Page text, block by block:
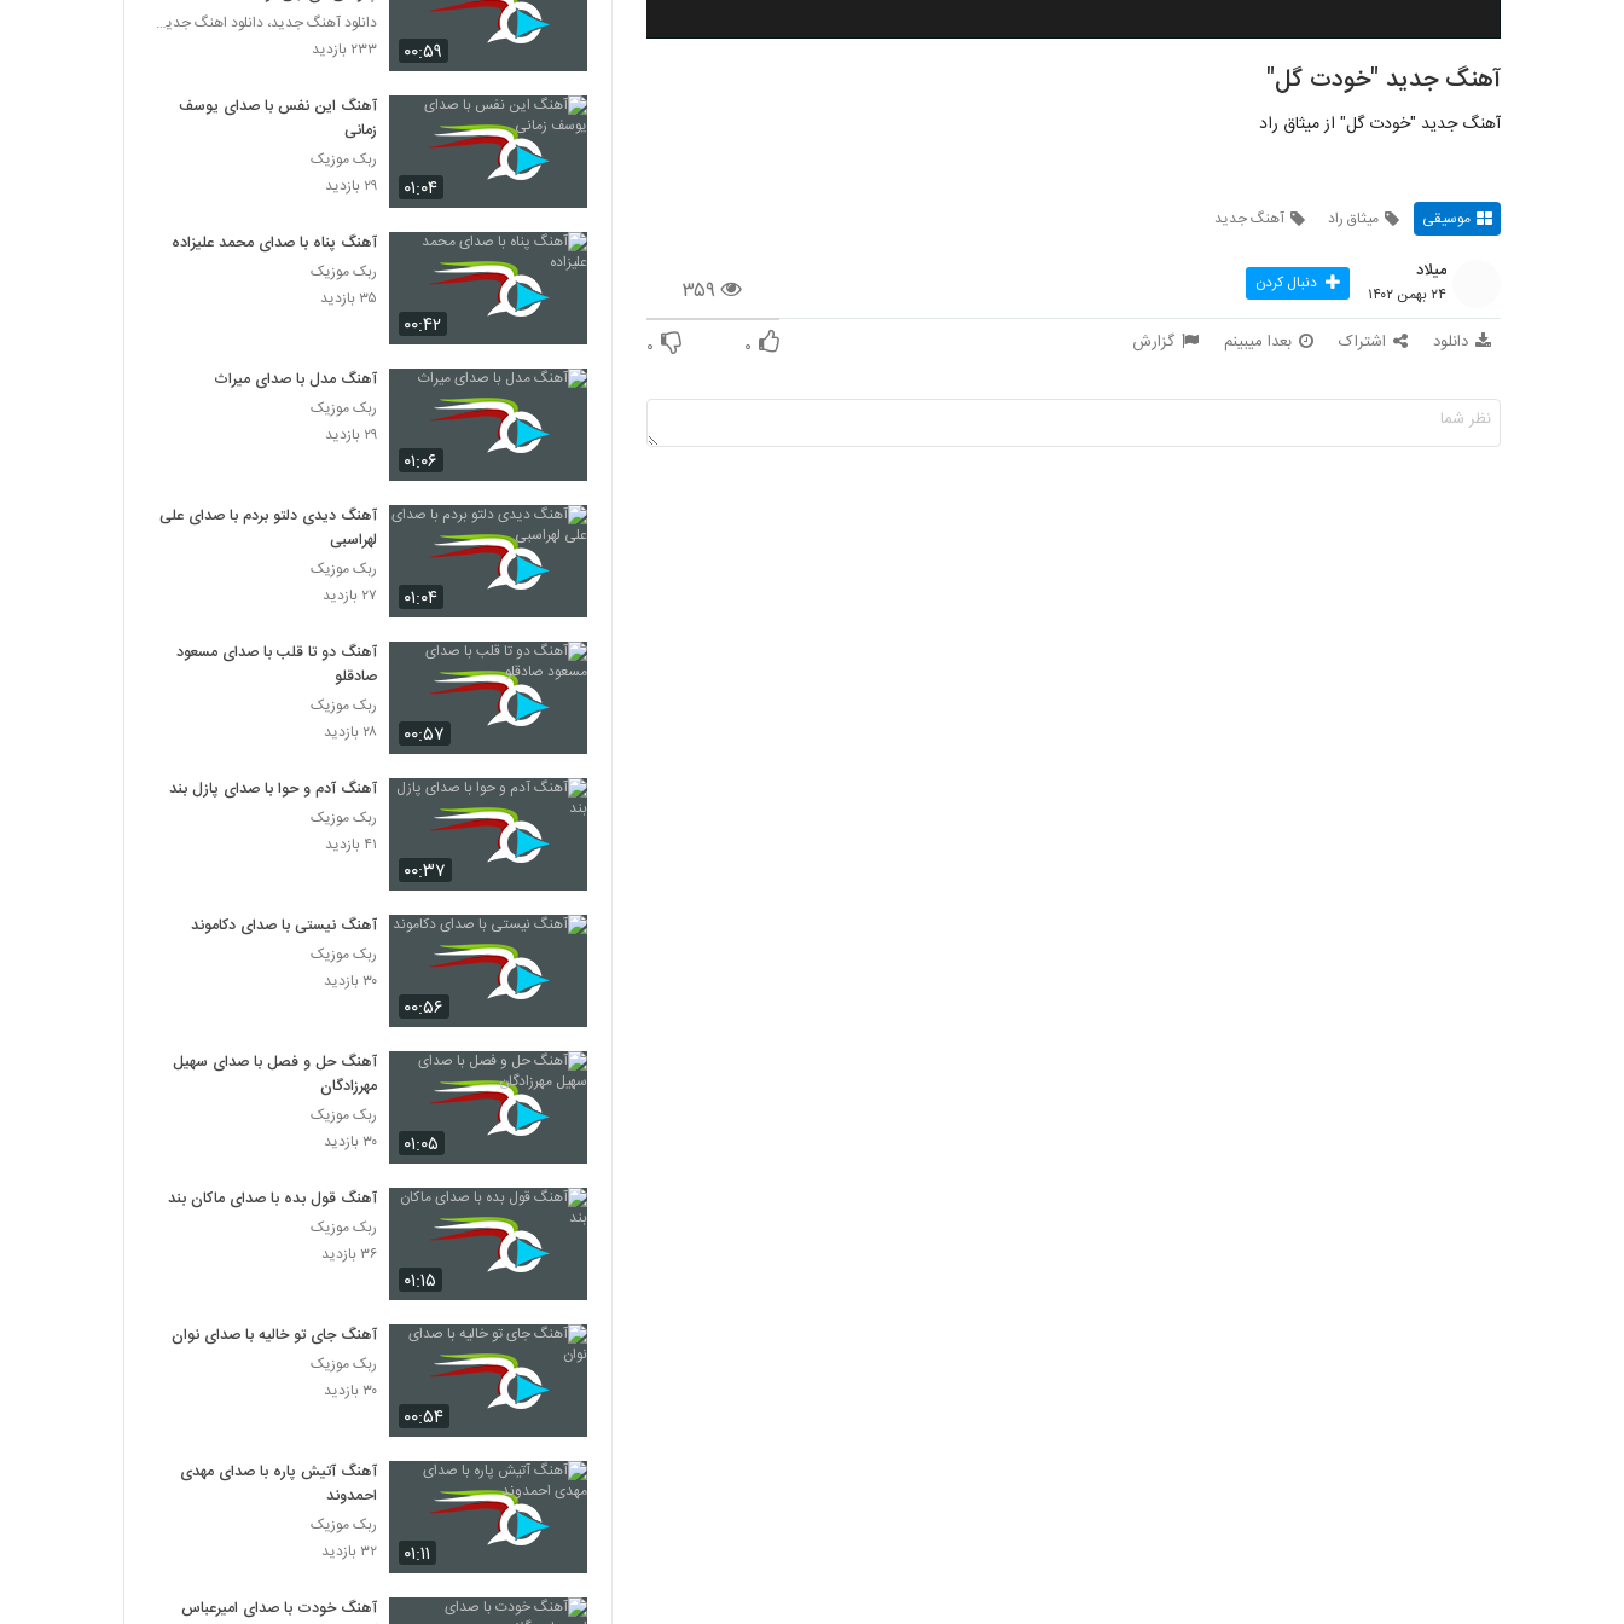
آهنگ جدید "خودت گل"
آهنگ جدید "خودت گل" از میثاق راد
موسیقی میثاق راد آهنگ جدید
۳۵۹
میلاد
۲۴ بهمن ۱۴۰۲ دنبال کردن
دانلود اشتراک بعدا میبینم گزارش ۰ ۰
۰۰:۵۹
دانلود آهنگ جدید، دانلود اهنگ جدید ایرانی
۲۳۳ بازدید
۰۱:۰۴
آهنگ این نفس با صدای یوسف
زمانی
ربک موزیک
۲۹ بازدید
۰۰:۴۲
آهنگ پناه با صدای محمد علیزاده
ربک موزیک
۳۵ بازدید
۰۱:۰۶
آهنگ مدل با صدای میراث
ربک موزیک
۲۹ بازدید
۰۱:۰۴
آهنگ دیدی دلتو بردم با صدای علی
لهراسبی
ربک موزیک
۲۷ بازدید
۰۰:۵۷
آهنگ دو تا قلب با صدای مسعود
صادقلو
ربک موزیک
۲۸ بازدید
۰۰:۳۷
آهنگ آدم و حوا با صدای پازل بند
ربک موزیک
۴۱ بازدید
۰۰:۵۶
آهنگ نیستی با صدای دکاموند
ربک موزیک
۳۰ بازدید
۰۱:۰۵
آهنگ حل و فصل با صدای سهیل
مهرزادگان
ربک موزیک
۳۰ بازدید
۰۱:۱۵
آهنگ قول بده با صدای ماکان بند
ربک موزیک
۳۶ بازدید
۰۰:۵۴
آهنگ جای تو خالیه با صدای نوان
ربک موزیک
۳۰ بازدید
۰۱:۱۱
آهنگ آتیش پاره با صدای مهدی
احمدوند
ربک موزیک
۳۲ بازدید
آهنگ خودت با صدای امیرعباس